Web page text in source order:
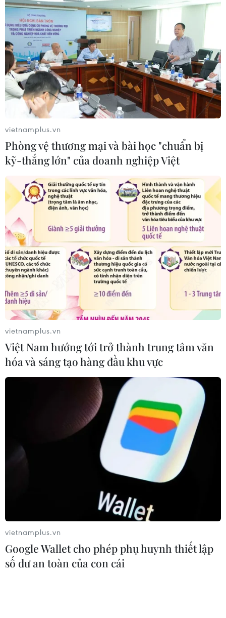
vietnamplus.vn
Phòng vệ thương mại và bài học "chuẩn bị
kỹ-thắng lớn" của doanh nghiệp Việt
vietnamplus.vn
Việt Nam hướng tới trở thành trung tâm văn
hóa và sáng tạo hàng đầu khu vực
vietnamplus.vn
Google Wallet cho phép phụ huynh thiết lập
số dư an toàn của con cái